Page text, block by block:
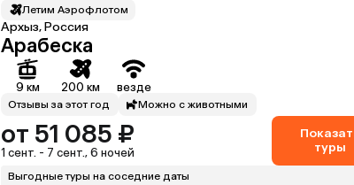
Летим Аэрофлотом
Архыз, Россия
Арабеска
9 км 200 км везде
Отзывы за этот год Можно с животными
от 51 085 ₽
1 сент. - 7 сент., 6 ночей
туры
Выгодные туры на соседние даты